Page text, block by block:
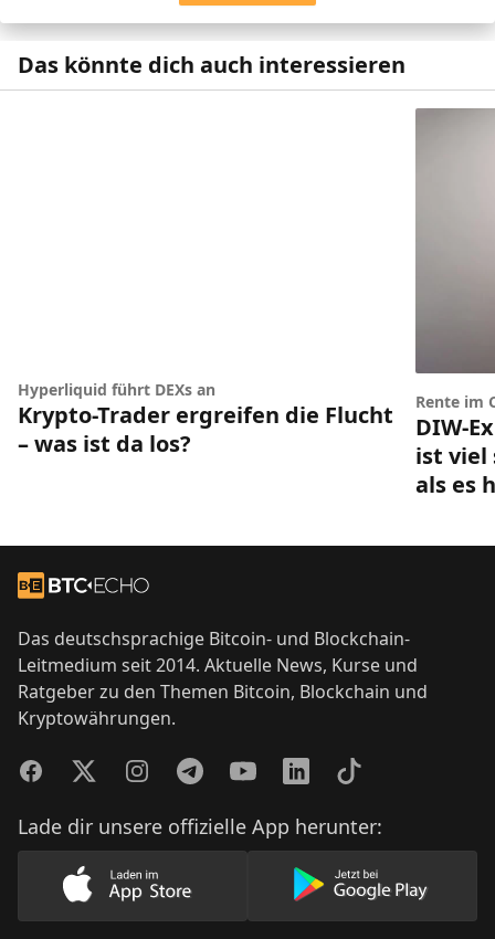
Das könnte dich auch interessieren
Hyperliquid führt DEXs an
Krypto-Trader ergreifen die Flucht
– was ist da los?
Rente im
DIW-
ist viel
als es
Zur Startseite
Das deutschsprachige Bitcoin- und Blockchain-
Leitmedium seit 2014. Aktuelle News, Kurse und
Ratgeber zu den Themen Bitcoin, Blockchain und
Kryptowährungen.
FacebookTwitterInstagramTelegramYouTubeLinkedInTikTok
Lade dir unsere offizielle App herunter:
Lade unsere App im AppStore herunter
Lade unsere